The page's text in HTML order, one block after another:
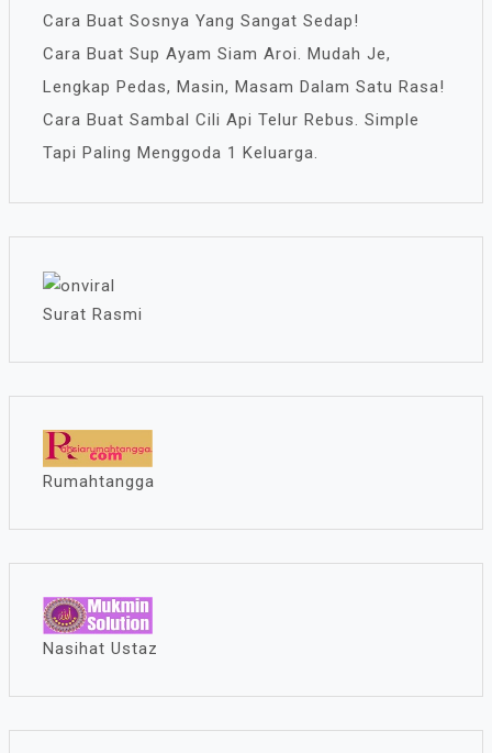
Cara Buat Sosnya Yang Sangat Sedap!
Cara Buat Sup Ayam Siam Aroi. Mudah Je,
Lengkap Pedas, Masin, Masam Dalam Satu Rasa!
Cara Buat Sambal Cili Api Telur Rebus. Simple
Tapi Paling Menggoda 1 Keluarga.
Surat Rasmi
Rumahtangga
Nasihat Ustaz